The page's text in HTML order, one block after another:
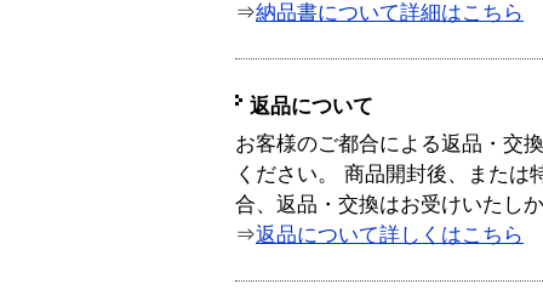
⇒納品書について詳細はこちら
返品について
お客様のご都合による返品・交
ください。 商品開封後、または
合、返品・交換はお受けいたし
⇒返品について詳しくはこちら